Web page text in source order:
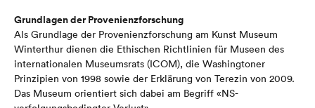
Grundlagen der Provenienzforschung
Als Grundlage der Provenienzforschung am Kunst Museum
Winterthur dienen die Ethischen Richtlinien für Museen des
internationalen Museumsrats (ICOM), die Washingtoner
Prinzipien von 1998 sowie der Erklärung von Terezin von 2009.
Das Museum orientiert sich dabei am Begriff «NS-